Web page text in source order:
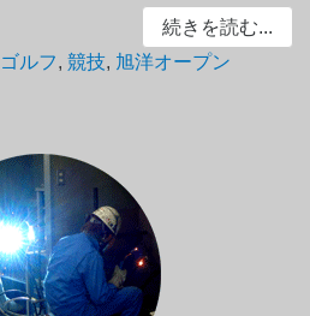
続きを読む...
ゴルフ,競技, 旭洋オープン